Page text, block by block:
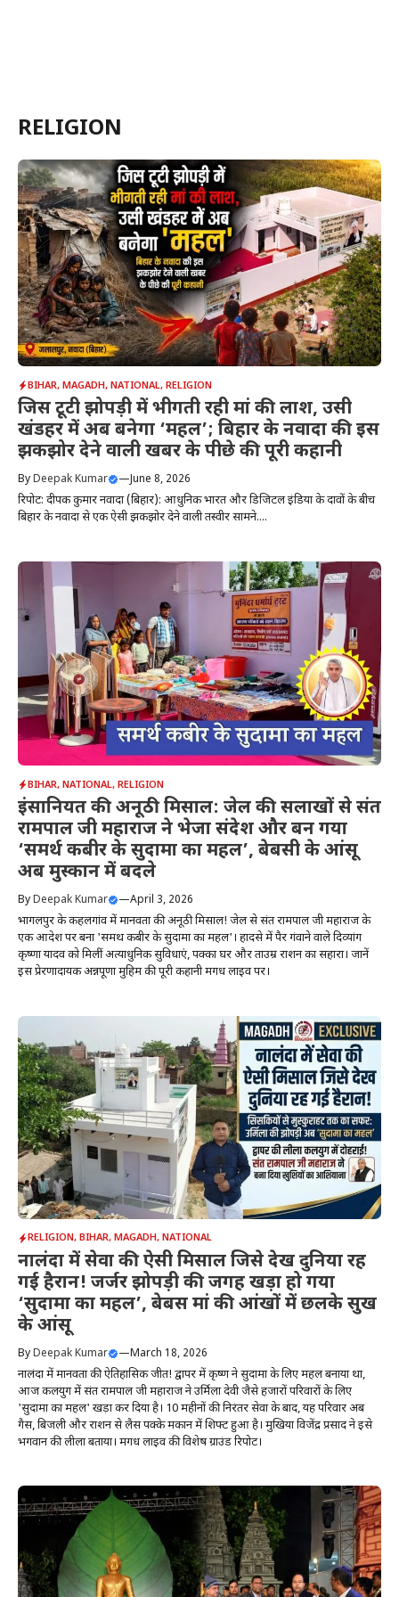
RELIGION
BIHAR, MAGADH, NATIONAL, RELIGION
जिस टूटी झोपड़ी में भीगती रही मां की लाश, उसी
खंडहर में अब बनेगा ‘महल’; बिहार के नवादा की इस
झकझोर देने वाली खबर के पीछे की पूरी कहानी
ByDeepak Kumar — June 8, 2026
रिपोर्ट: दीपक कुमार नवादा (बिहार): आधुनिक भारत और डिजिटल इंडिया के दावों के बीच
बिहार के नवादा से एक ऐसी झकझोर देने वाली तस्वीर सामने....
BIHAR, NATIONAL, RELIGION
इंसानियत की अनूठी मिसाल: जेल की सलाखों से संत
रामपाल जी महाराज ने भेजा संदेश और बन गया
‘समर्थ कबीर के सुदामा का महल’, बेबसी के आंसू
अब मुस्कान में बदले
ByDeepak Kumar —April 3, 2026
भागलपुर के कहलगांव में मानवता की अनूठी मिसाल! जेल से संत रामपाल जी महाराज के
एक आदेश पर बना 'समर्थ कबीर के सुदामा का महल'। हादसे में पैर गंवाने वाले दिव्यांग
कृष्णा यादव को मिलीं अत्याधुनिक सुविधाएं, पक्का घर और ताउम्र राशन का सहारा। जानें
इस प्रेरणादायक अन्नपूर्णा मुहिम की पूरी कहानी मगध लाइव पर।
RELIGION, BIHAR, MAGADH, NATIONAL
नालंदा में सेवा की ऐसी मिसाल जिसे देख दुनिया रह
गई हैरान! जर्जर झोपड़ी की जगह खड़ा हो गया
‘सुदामा का महल’, बेबस मां की आंखों में छलके सुख
के आंसू
ByDeepak Kumar —March 18, 2026
नालंदा में मानवता की ऐतिहासिक जीत! द्वापर में कृष्ण ने सुदामा के लिए महल बनाया था,
आज कलयुग में संत रामपाल जी महाराज ने उर्मिला देवी जैसे हजारों परिवारों के लिए
'सुदामा का महल' खड़ा कर दिया है। 10 महीनों की निरंतर सेवा के बाद, यह परिवार अब
गैस, बिजली और राशन से लैस पक्के मकान में शिफ्ट हुआ है। मुखिया विजेंद्र प्रसाद ने इसे
भगवान की लीला बताया। मगध लाइव की विशेष ग्राउंड रिपोर्ट।